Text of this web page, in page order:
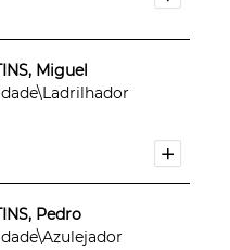
Miguel
Pedro